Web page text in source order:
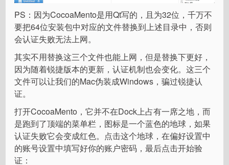
PS：因为CocoaMento是用Qt写的，且为32位，千万不
要把64位安装包中对应的文件替换到上述目录中，否则
会认证失败无法上网。
其实不用替换这三个文件也能上网，但是替换下更好，
因为随着锐捷版本的更新，认证机制也会变化。这三个
文件可以让我们的Mac伪装成Windows，骗过锐捷认
证。
打开CocoaMento，它并不在Dock上占有一席之地，而
是跑到了顶端的菜单栏，图标是一个蓝色的地球，如果
认证失败它会变成红色。点击这个地球，在偏好设置中
的账号设置中填写好你的账户密码，最后点击开始验
证：